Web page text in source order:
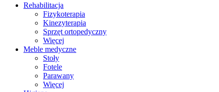
Rehabilitacja
Fizykoterapia
Kinezyterapia
Sprzęt ortopedyczny
Więcej
Meble medyczne
Stoły
Fotele
Parawany
Więcej